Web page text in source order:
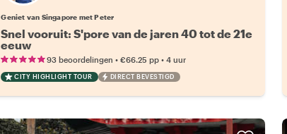
Geniet van Singapore met Peter
Snel vooruit: S'pore van de jaren 40 tot de 21e
eeuw
93 beoordelingen •€66.25 pp •4 uur
CITY HIGHLIGHT TOUR DIRECT BEVESTIGD